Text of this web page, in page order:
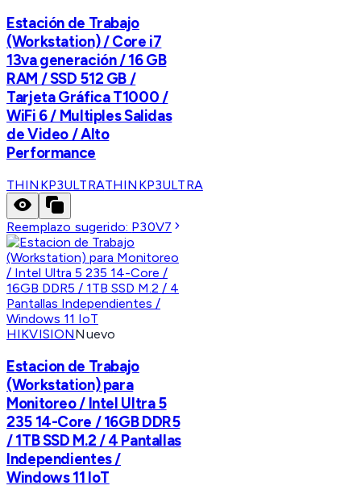
Estación de Trabajo
(Workstation) / Core i7
13va generación / 16 GB
RAM / SSD 512 GB /
Tarjeta Gráfica T1000 /
WiFi 6 / Multiples Salidas
de Video / Alto
Performance
THINKP3ULTRATHINKP3ULTRA
Reemplazo sugerido: P30V7
HIKVISIONNuevo
Estacion de Trabajo
(Workstation) para
Monitoreo / Intel Ultra 5
235 14-Core / 16GB DDR5
/ 1TB SSD M.2 / 4 Pantallas
Independientes /
Windows 11 IoT